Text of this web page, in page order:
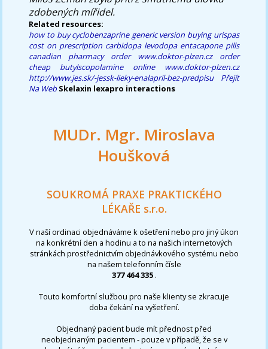
zdobených mířidel.
Related resources:
how to buy cyclobenzaprine generic version buying urispas
cost on prescription carbidopa levodopa entacapone pills
canadian pharmacy order
www.doktor-plzen.cz
order
cheap butylscopolamine online
www.doktor-plzen.cz
http://www.jes.sk/-jessk-lieky-enalapril-bez-predpisu
Přejít
Na Web Skelaxin lexapro interactions
MUDr. Mgr. Miroslava
Houšková
SOUKROMÁ PRAXE PRAKTICKÉHO
LÉKAŘE s.r.o.
V naší ordinaci objednáváme k ošetření nebo pro jiný úkon
na konkrétní den a hodinu a to na našich internetových
stránkách prostřednictvím objednávkového systému nebo
na našem telefonním čísle
377 464 335 .
Touto komfortní službou pro naše klienty se zkracuje
doba čekání na vyšetření.
Objednaný pacient bude mít přednost před
neobjednaným pacientem - pouze v případě, že se v